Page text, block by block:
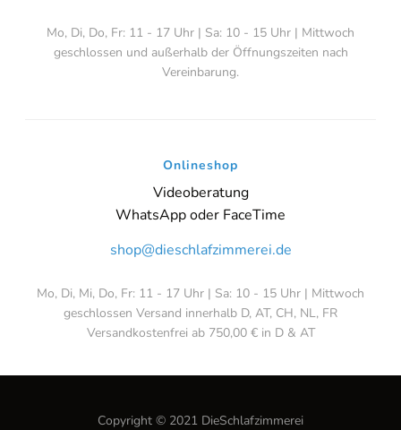
Mo, Di, Do, Fr: 11 - 17 Uhr | Sa: 10 - 15 Uhr | Mittwoch
geschlossen und außerhalb der Öffnungszeiten nach
Vereinbarung.
Onlineshop
Videoberatung
WhatsApp oder FaceTime
shop@dieschlafzimmerei.de
Mo, Di, Mi, Do, Fr: 11 - 17 Uhr | Sa: 10 - 15 Uhr | Mittwoch
geschlossen Versand innerhalb D, AT, CH, NL, FR
Versandkostenfrei ab 750,00 € in D & AT
Copyright © 2021 DieSchlafzimmerei